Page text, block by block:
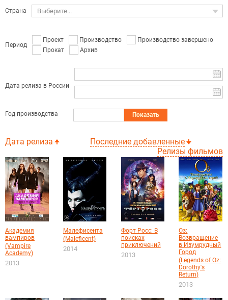
Страна Выберите...
Период
Проект Производство
Производство завершено
Прокат
Архив
Дата релиза в России
Год производства Показать
Дата релиза
Последние добавленные
Релизы фильмов
Академия
вампиров
(Vampire
Academy)
2013
Малефисента
(Maleficent)
2014
Форт Росс: В
поисках
приключений
2013
Оз:
Возвращение
в Изумрудный
Город
(Legends of Oz:
Dorothy's
Return)
2013